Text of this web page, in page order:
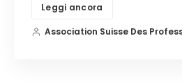
Leggi ancora
Association Suisse Des